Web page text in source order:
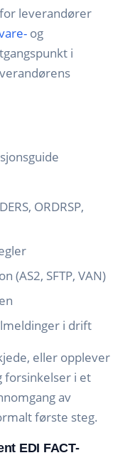
for leverandører
og
i
ORDRSP,
(AS2, SFTP, VAN)
i drift
eller opplever
forsinkelser i et
av
første steg.
EDI FACT-